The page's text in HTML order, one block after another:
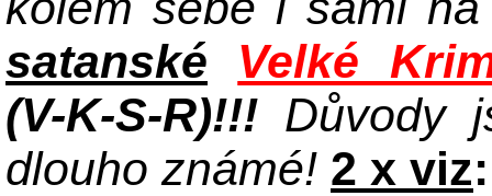
satanské
Velké
(V-K-S-R)!!! Důvody
dlouho známé! 2 x viz: